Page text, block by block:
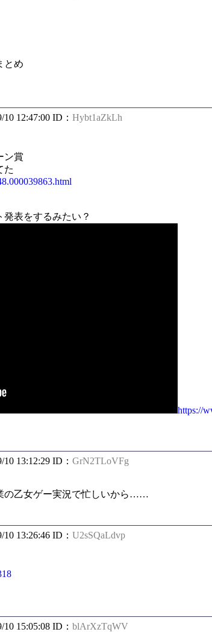
とめ
12:47:00 ID： Hybt1aZkLh
ン賞
た
表をするみたい？
https://
13:12:29 ID： GrN2TLoVFg
の乙女ゲー実況で忙しいから……
13:26:46 ID： U2sSQaLdvp
15:05:08 ID： blArXzTqWV